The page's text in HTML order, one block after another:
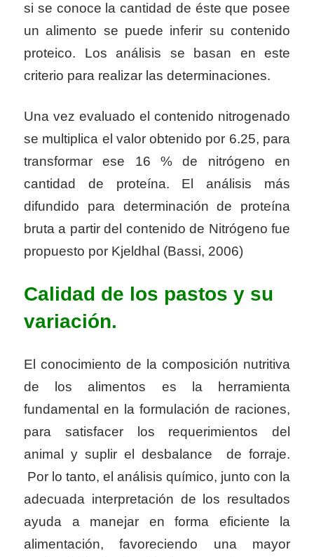
si se conoce la cantidad de éste que posee
un alimento se puede inferir su contenido
proteico. Los análisis se basan en este
criterio para realizar las determinaciones.
Una vez evaluado el contenido nitrogenado
se multiplica el valor obtenido por 6.25, para
transformar ese 16 % de nitrógeno en
cantidad de proteína. El análisis más
difundido para determinación de proteína
bruta a partir del contenido de Nitrógeno fue
propuesto por Kjeldhal (Bassi, 2006)
Calidad de los pastos y su
variación.
El conocimiento de la composición nutritiva
de los alimentos es la herramienta
fundamental en la formulación de raciones,
para satisfacer los requerimientos del
animal y suplir el desbalance de forraje.
Por lo tanto, el análisis químico, junto con la
adecuada interpretación de los resultados
ayuda a manejar en forma eficiente la
alimentación, favoreciendo una mayor